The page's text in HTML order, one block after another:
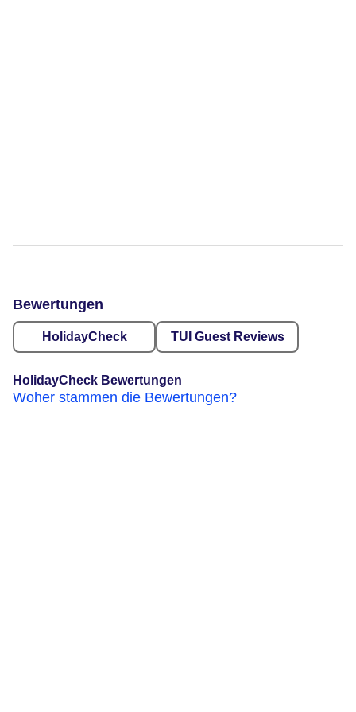
Bewertungen
HolidayCheck TUI Guest Reviews
HolidayCheck Bewertungen
Woher stammen die Bewertungen?